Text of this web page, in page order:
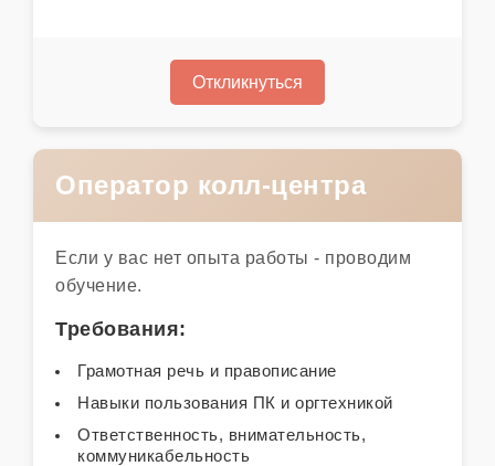
Откликнуться
Оператор колл-центра
Если у вас нет опыта работы - проводим
обучение.
Требования:
Грамотная речь и правописание
Навыки пользования ПК и оргтехникой
Ответственность, внимательность,
коммуникабельность